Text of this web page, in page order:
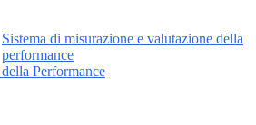
Sistema di misurazione e valutazione della
performance
Performance